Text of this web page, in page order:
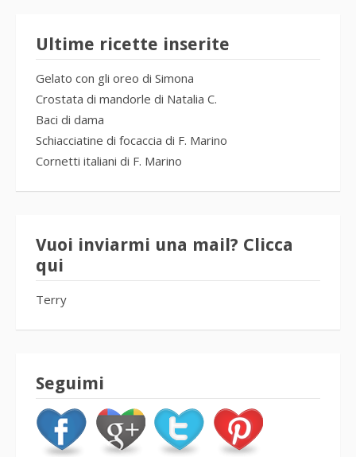
Ultime ricette inserite
Gelato con gli oreo di Simona
Crostata di mandorle di Natalia C.
Baci di dama
Schiacciatine di focaccia di F. Marino
Cornetti italiani di F. Marino
Vuoi inviarmi una mail? Clicca
qui
Terry
Seguimi